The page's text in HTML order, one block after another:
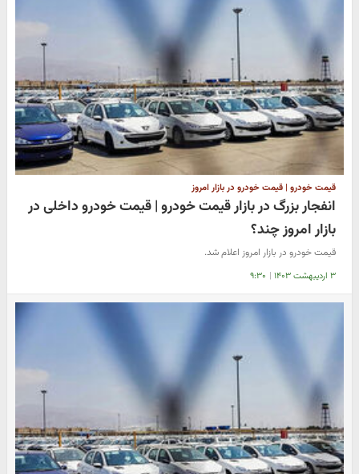
قیمت خودرو | قیمت خودرو در بازار امروز
انفجار بزرگ در بازار قیمت خودرو | قیمت خودرو داخلی در
بازار امروز چند؟
قیمت خودرو در بازار امروز اعلام شد.
۳ اردیبهشت ۱۴۰۳ | ۹:۳۰